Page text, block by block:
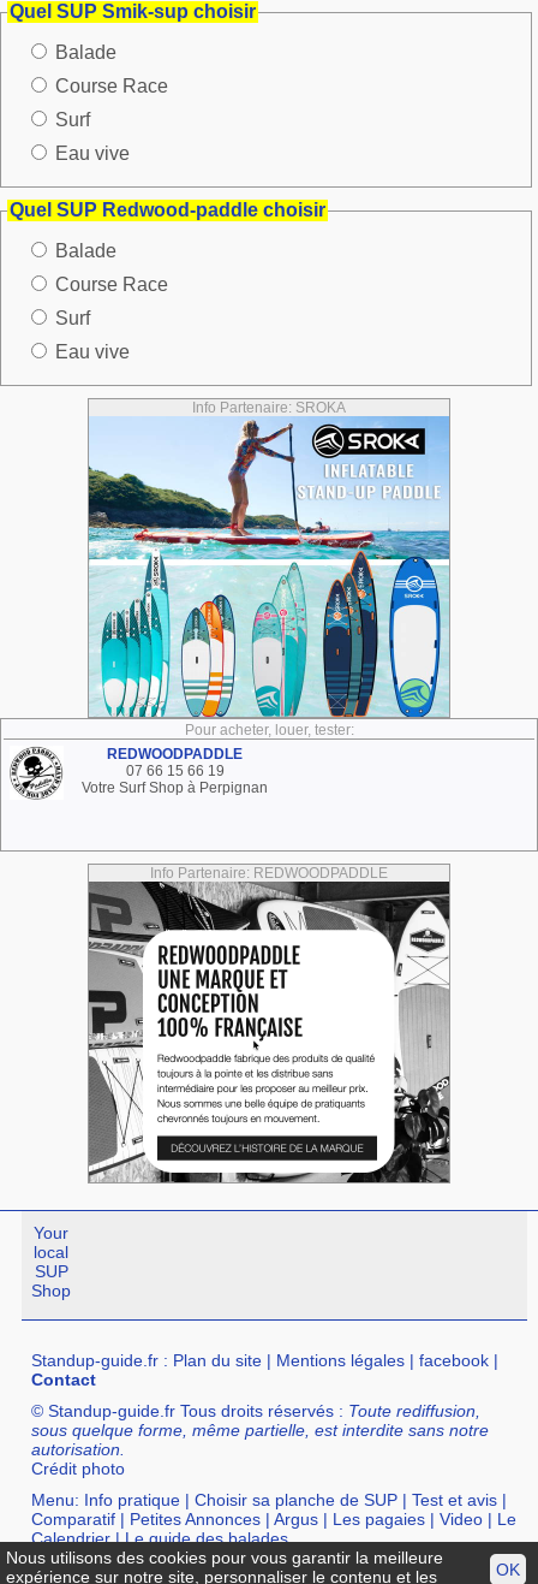
Quel SUP Smik-sup choisir
Balade
Course Race
Surf
Eau vive
Quel SUP Redwood-paddle choisir
Balade
Course Race
Surf
Eau vive
Info Partenaire: SROKA
Pour acheter, louer, tester:
REDWOODPADDLE
07 66 15 66 19
Votre Surf Shop à Perpignan
Info Partenaire: REDWOODPADDLE
Your
local
SUP
Shop
Standup-guide.fr : Plan du site | Mentions légales |facebook |
Contact
© Standup-guide.fr Tous droits réservés : Toute rediffusion,
sous quelque forme, même partielle, est interdite sans notre
autorisation.
Crédit photo
Menu: Info pratique |Choisir sa planche de SUP |Test et avis |
Comparatif | Petites Annonces |Argus | Les pagaies |Video | Le
Calendrier|Le guide des balades
Annuaire : SurfShop et Magasins pour acheter un SUP
PointsOK
Nous utilisons des cookies pour vous garantir la meilleure
expérience sur notre site, personnaliser le contenu et les